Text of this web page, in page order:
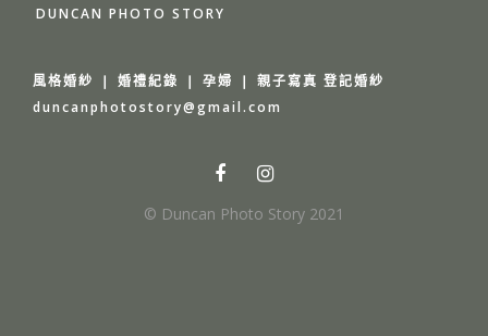
DUNCAN PHOTO STORY
風格婚紗 ❘ 婚禮紀錄 ❘ 孕婦 ❘ 親子寫真 登記婚紗
duncanphotostory@gmail.com
© Duncan Photo Story 2021